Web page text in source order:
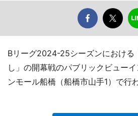
Bリーグ2024-25シーズンにおける
し」の開幕戦のパブリックビュー
ンモール船橋（船橋市山手1）で行